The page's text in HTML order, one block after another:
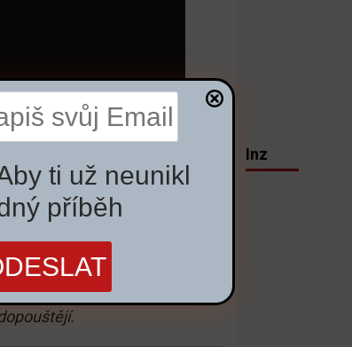
a poukazuje na obrovské
ti už neunikl
příběh
Inz